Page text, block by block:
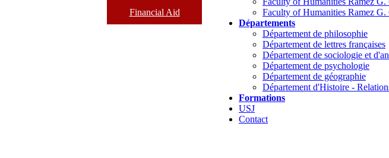
Financial Aid
Faculty of Humanities Ramez
Départements
Département de philosophie
Département de lettres françaises
Département de sociologie et
Département de psychologie
Département de géographie
Département d'Histoire -
Formations
USJ
Contact